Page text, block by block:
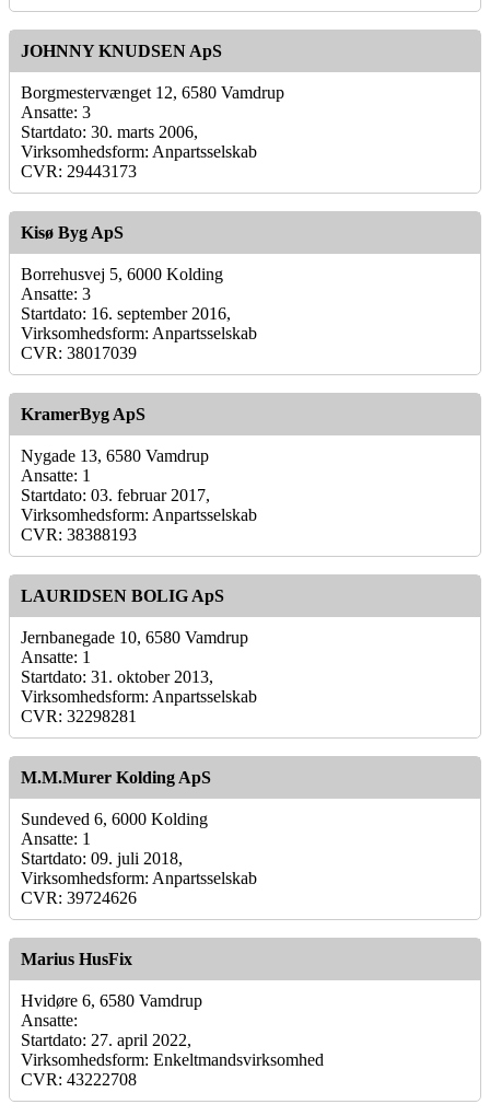
JOHNNY KNUDSEN ApS
Borgmestervænget 12, 6580 Vamdrup
Ansatte: 3
Startdato: 30. marts 2006,
Virksomhedsform: Anpartsselskab
CVR: 29443173
Kisø Byg ApS
Borrehusvej 5, 6000 Kolding
Ansatte: 3
Startdato: 16. september 2016,
Virksomhedsform: Anpartsselskab
CVR: 38017039
KramerByg ApS
Nygade 13, 6580 Vamdrup
Ansatte: 1
Startdato: 03. februar 2017,
Virksomhedsform: Anpartsselskab
CVR: 38388193
LAURIDSEN BOLIG ApS
Jernbanegade 10, 6580 Vamdrup
Ansatte: 1
Startdato: 31. oktober 2013,
Virksomhedsform: Anpartsselskab
CVR: 32298281
M.M.Murer Kolding ApS
Sundeved 6, 6000 Kolding
Ansatte: 1
Startdato: 09. juli 2018,
Virksomhedsform: Anpartsselskab
CVR: 39724626
Marius HusFix
Hvidøre 6, 6580 Vamdrup
Ansatte:
Startdato: 27. april 2022,
Virksomhedsform: Enkeltmandsvirksomhed
CVR: 43222708